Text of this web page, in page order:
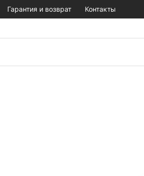
Гарантия и возврат Контакты